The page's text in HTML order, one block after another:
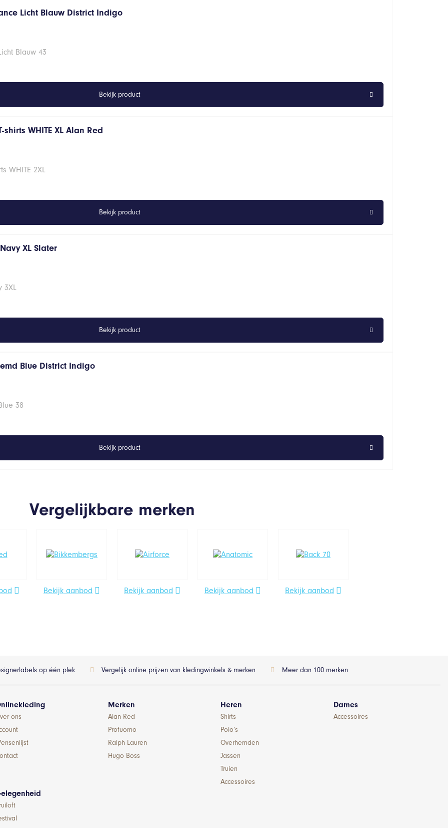
Licht Blauw District Indigo
Blauw 43
Bekijk product
WHITE XL Alan Red
WHITE 2XL
Bekijk product
XL Slater
3XL
Bekijk product
Blue District Indigo
38
Bekijk product
Vergelijkbare merken
Bekijk aanbod Bekijk aanbod Bekijk aanbod Bekijk aanbod
op één plek Vergelijk online prijzen van kledingwinkels & merken Meer dan 100 merken
ons
Merken
Alan Red
Profuomo
Ralph Lauren
Hugo Boss
Heren
Shirts
Polo’s
Overhemden
Jassen
Truien
Accessoires
Dames
Accessoires